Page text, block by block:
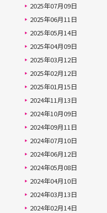
2025年07月09日
2025年06月11日
2025年05月14日
2025年04月09日
2025年03月12日
2025年02月12日
2025年01月15日
2024年11月13日
2024年10月09日
2024年09月11日
2024年07月10日
2024年06月12日
2024年05月08日
2024年04月10日
2024年03月13日
2024年02月14日